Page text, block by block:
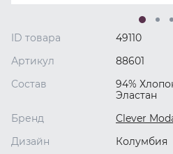
ID товара
49110
Артикул
88601
Состав
94%
Эластан
Бренд
Clever
Дизайн
Колумбия